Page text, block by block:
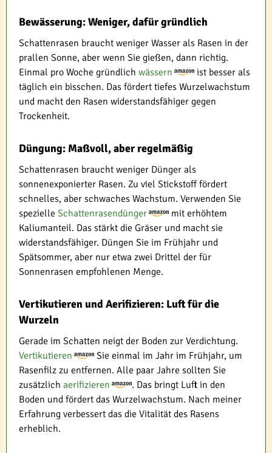
Bewässerung: Weniger, dafür gründlich
Schattenrasen braucht weniger Wasser als Rasen in der
prallen Sonne, aber wenn Sie gießen, dann richtig.
Einmal pro Woche gründlich wässern
ist besser als
täglich ein bisschen. Das fördert tiefes Wurzelwachstum
und macht den Rasen widerstandsfähiger gegen
Trockenheit.
Düngung: Maßvoll, aber regelmäßig
Schattenrasen braucht weniger Dünger als
sonnenexponierter Rasen. Zu viel Stickstoff fördert
schnelles, aber schwaches Wachstum. Verwenden Sie
spezielle Schattenrasendünger
mit erhöhtem
Kaliumanteil. Das stärkt die Gräser und macht sie
widerstandsfähiger. Düngen Sie im Frühjahr und
Spätsommer, aber nur etwa zwei Drittel der für
Sonnenrasen empfohlenen Menge.
Vertikutieren und Aerifizieren: Luft für die
Wurzeln
Gerade im Schatten neigt der Boden zur Verdichtung.
Vertikutieren
Sie einmal im Jahr im Frühjahr, um
Rasenfilz zu entfernen. Alle paar Jahre sollten Sie
zusätzlich aerifizieren
. Das bringt Luft in den
Boden und fördert das Wurzelwachstum. Nach meiner
Erfahrung verbessert das die Vitalität des Rasens
erheblich.